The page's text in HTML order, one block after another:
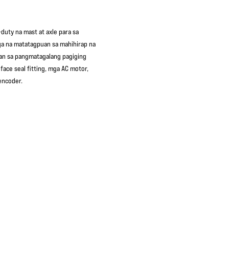
na mast at axle para sa
na matatagpuan sa mahihirap na
sa pangmatagalang pagiging
seal fitting, mga AC motor,